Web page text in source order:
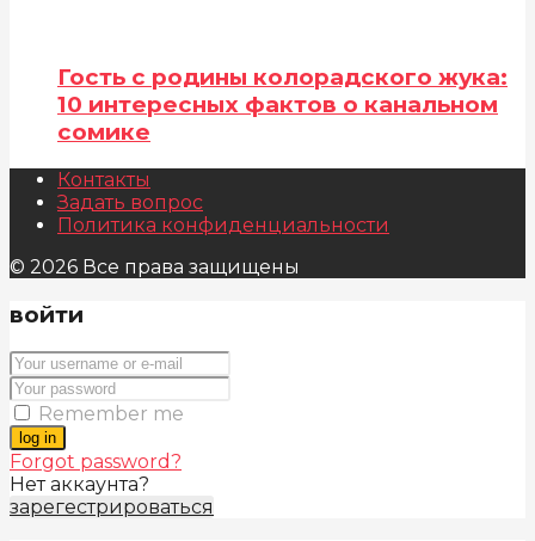
Гость с родины колорадского жука:
10 интересных фактов о канальном
сомике
Контакты
Задать вопрос
Политика конфиденциальности
© 2026 Все права защищены
войти
Remember me
log in
Forgot password?
Нет аккаунта?
зарегестрироваться